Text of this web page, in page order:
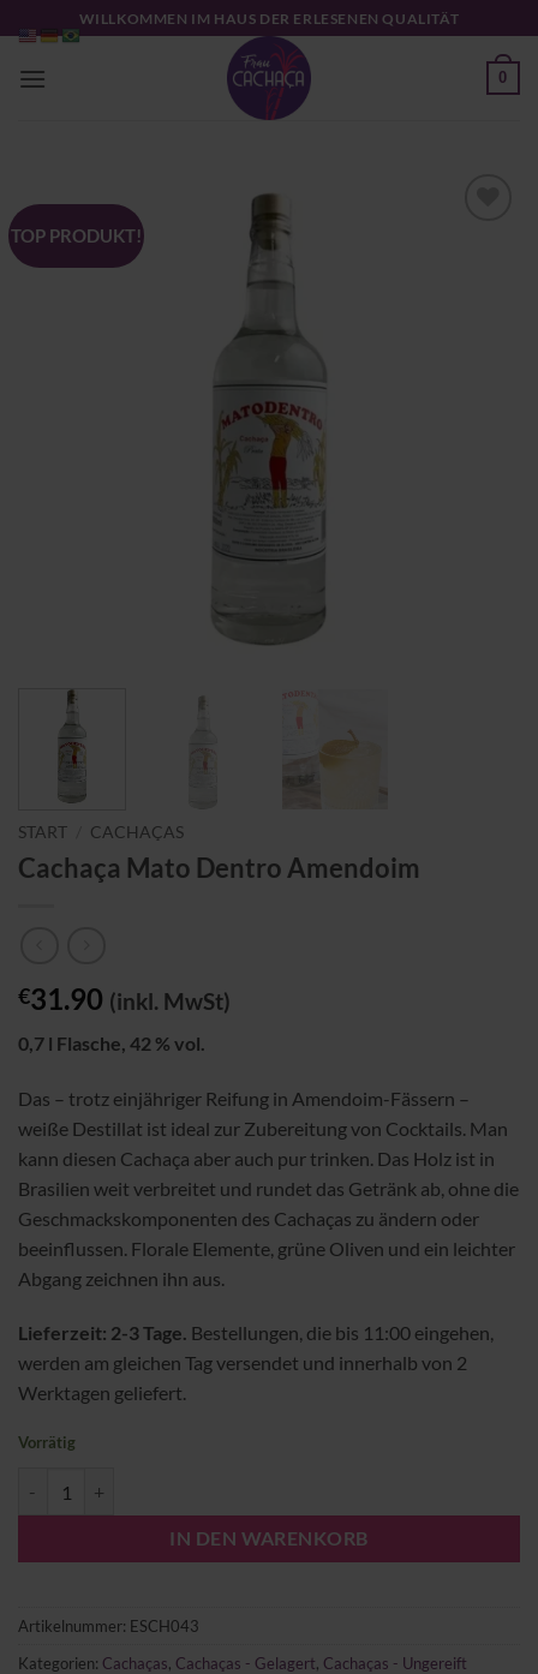
Inhalt
springen
WILLKOMMEN IM HAUS DER ERLESENEN QUALITÄT
0
TOP PRODUKT!
START CACHAÇAS
Cachaça Mato Dentro Amendoim
€31.90 (inkl. MwSt)
0,7 l Flasche, 42 % vol.
Das – trotz einjähriger Reifung in Amendoim-Fässern –
weiße Destillat ist ideal zur Zubereitung von Cocktails. Man
kann diesen Cachaça aber auch pur trinken. Das Holz ist in
Brasilien weit verbreitet und rundet das Getränk ab, ohne die
Geschmackskomponenten des Cachaças zu ändern oder
beeinflussen. Florale Elemente, grüne Oliven und ein leichter
Abgang zeichnen ihn aus.
Lieferzeit: 2-3 Tage. Bestellungen, die bis 11:00 eingehen,
werden am gleichen Tag versendet und innerhalb von 2
Werktagen geliefert.
Vorrätig
IN DEN WARENKORB
Artikelnummer: ESCH043
Kategorien: Cachaças, Cachaças - Gelagert, Cachaças - Ungereift